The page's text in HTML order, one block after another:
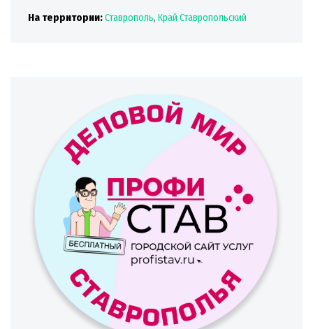
На территории:Ставрополь, Край Ставропольский